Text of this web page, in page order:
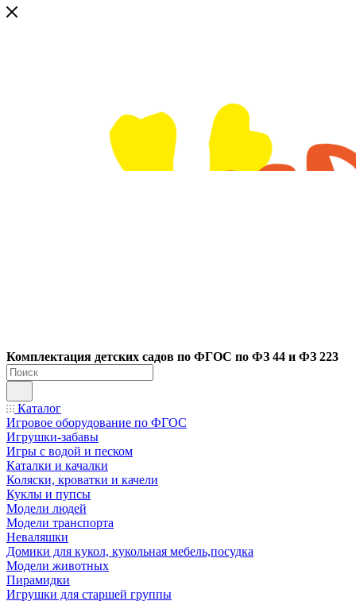
Комплектация детских садов по ФГОC по ФЗ 44 и ФЗ 223
Каталог
Игровое оборудование по ФГОС
Игрушки-забавы
Игры с водой и песком
Каталки и качалки
Коляски, кроватки и качели
Куклы и пупсы
Модели людей
Модели транспорта
Неваляшки
Домики для кукол, кукольная мебель,посудка
Модели животных
Пирамидки
Игрушки для старшей группы